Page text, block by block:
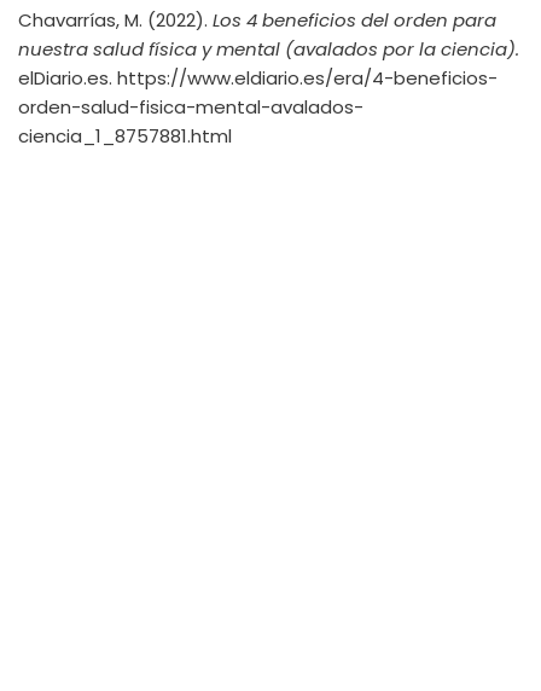
Chavarrías, M. (2022). Los 4 beneficios del orden para
nuestra salud física y mental (avalados por la ciencia).
elDiario.es. https://www.eldiario.es/era/4-beneficios-
orden-salud-fisica-mental-avalados-
ciencia_1_8757881.html